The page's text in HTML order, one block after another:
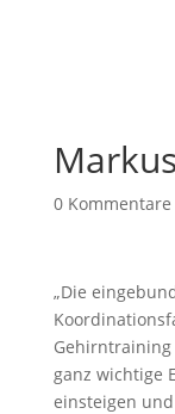
Markus
0 Kommentare
„Die
ganz wichtige
einsteigen